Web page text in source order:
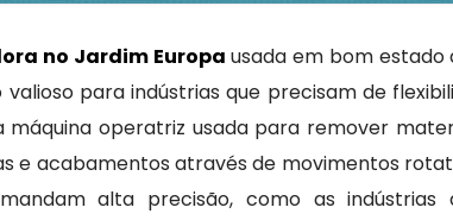
no Jardim Europa usada em bom
para indústrias que precisam de
máquina operatriz usada para remover
e acabamentos através de movimentos
alta precisão, como as